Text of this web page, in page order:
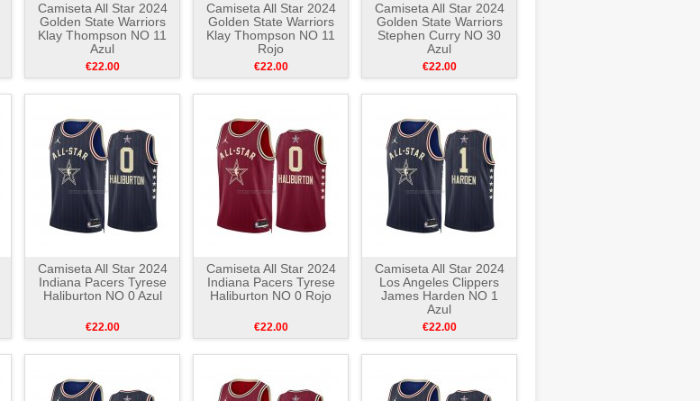
Camiseta All Star 2024
Golden State Warriors
Klay Thompson NO 11
Azul
€22.00
Camiseta All Star 2024
Golden State Warriors
Klay Thompson NO 11
Rojo
€22.00
Camiseta All Star 2024
Golden State Warriors
Stephen Curry NO 30
Azul
€22.00
Camiseta All Star 2024
Indiana Pacers Tyrese
Haliburton NO 0 Azul
€22.00
Camiseta All Star 2024
Indiana Pacers Tyrese
Haliburton NO 0 Rojo
€22.00
Camiseta All Star 2024
Los Angeles Clippers
James Harden NO 1
Azul
€22.00